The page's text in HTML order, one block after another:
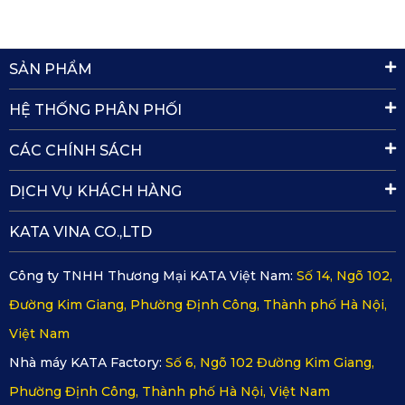
Thảm da: giá thành ở tầm trung, khả năng chống thấm
khi trời nắng nóng, độ bền kém
Thảm 3D: giá thành ở tầm trung, khả năng chống thấm
tốt, khó bám bẩn và có thể gây mùi khó chịu khi trời
nắng nóng, độ bền 1-2 năm
Thảm 4D:giá thành ở tầm trung, khả năng chống thấm
tạm ổn, dễ bám bẩn, thiết kế đẹp nhưng có thể gây mùi
khó chịu khi trời nắng nóng, độ bền 1-2 năm
Thảm 5D, 6D:giá thành ở mức cao, khả năng chống
thấm chưa tốt, dễ bám bẩn, thiết kế đẹp nhưng có thể
gây mùi khó chịu khi trời nắng nóng, độ bền hơn 3 năm.
Thảm KATA:giá thành hợp với chất lượng. Thảm làm từ
SẢN PHẨM
HỆ THỐNG PHÂN PHỐI
CÁC CHÍNH SÁCH
DỊCH VỤ KHÁCH HÀNG
KATA VINA CO.,LTD
Công ty TNHH Thương Mại KATA Việt Nam: Số 14, Ngõ 102,
Đường Kim Giang, Phường Định Công, Thành phố Hà Nội,
Việt Nam
Nhà máy KATA Factory: Số 6, Ngõ 102 Đường Kim Giang,
Phường Định Công, Thành phố Hà Nội, Việt Nam